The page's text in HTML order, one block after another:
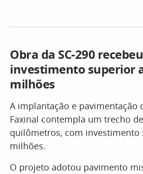
Obra da SC-290 recebeu
investimento superior
milhões
A implantação e pavimentação
Faxinal contempla um trecho
quilômetros, com investimento
milhões.
O projeto adotou pavimento